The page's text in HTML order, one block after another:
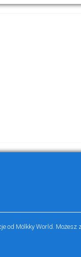
od Mölkky World. Możesz